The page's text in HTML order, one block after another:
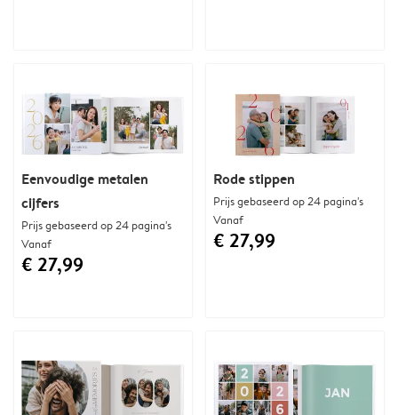
Rode stippen
Prijs gebaseerd op 24 pagina's
Vanaf
€ 27,99
Eenvoudige metalen
cijfers
Prijs gebaseerd op 24 pagina's
Vanaf
€ 27,99